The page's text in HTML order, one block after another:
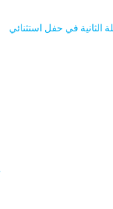
في حفل استثنائي